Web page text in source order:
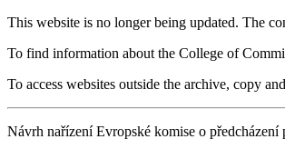
This website is no longer being updated. The
To find information about the College of
To access websites outside the archive, copy
Návrh nařízení Evropské komise o